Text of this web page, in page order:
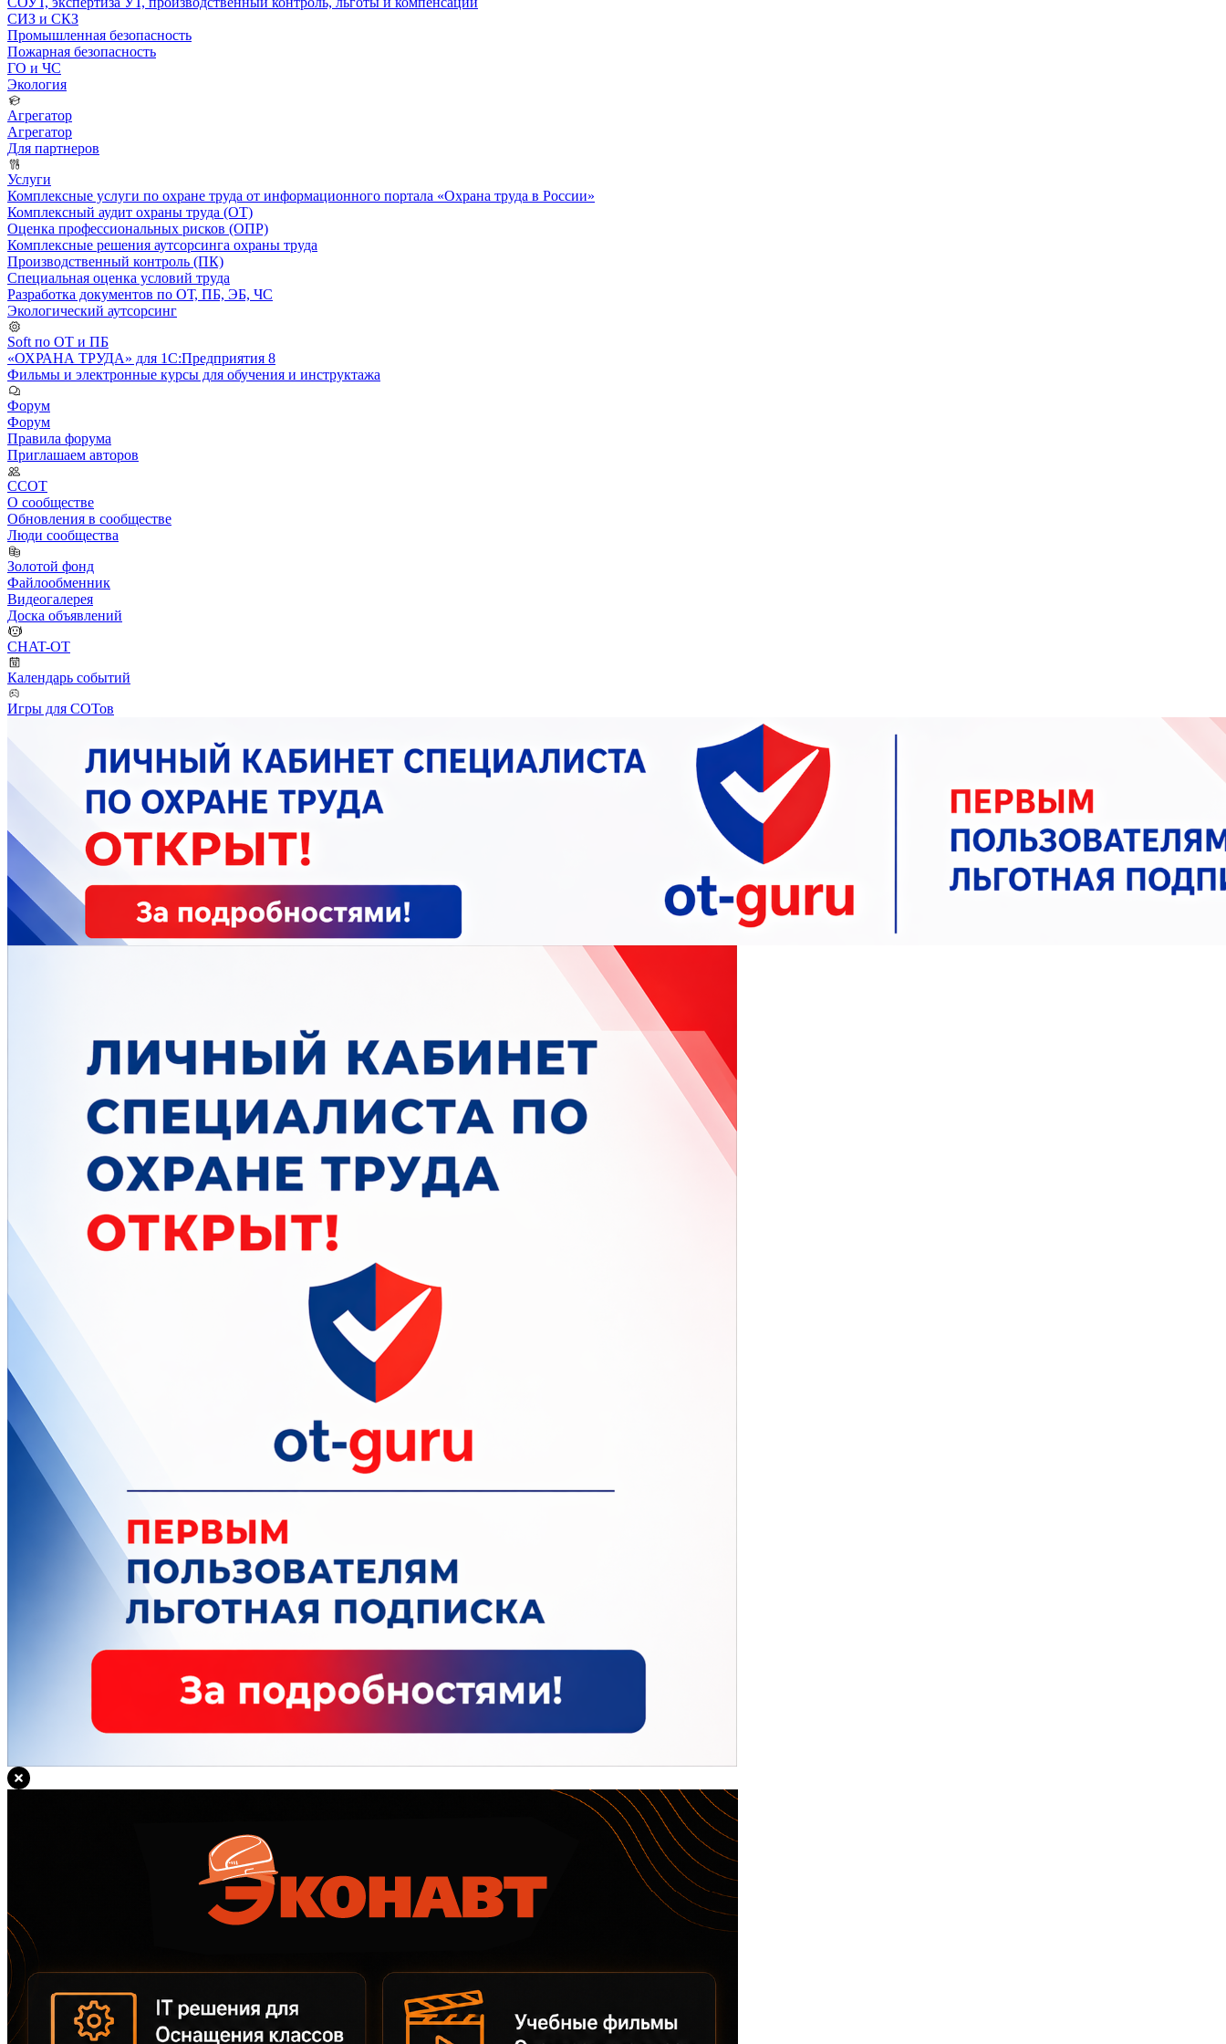
СИЗ и СКЗ
Промышленная безопасность
Пожарная безопасность
ГО и ЧС
Экология
Агрегатор
Агрегатор
Для партнеров
Услуги
Комплексные услуги по охране труда от информационного портала «Охрана труда в России»
Комплексный аудит охраны труда (ОТ)
Оценка профессиональных рисков (ОПР)
Комплексные решения аутсорсинга охраны труда
Производственный контроль (ПК)
Специальная оценка условий труда
Разработка документов по ОТ, ПБ, ЭБ, ЧС
Экологический аутсорсинг
Soft по ОТ и ПБ
«ОХРАНА ТРУДА» для 1С:Предприятия 8
Фильмы и электронные курсы для обучения и инструктажа
Форум
Форум
Правила форума
Приглашаем авторов
ССОТ
О сообществе
Обновления в сообществе
Люди сообщества
Золотой фонд
Файлообменник
Видеогалерея
Доска объявлений
CHAT-OT
Календарь событий
Игры для СОТов